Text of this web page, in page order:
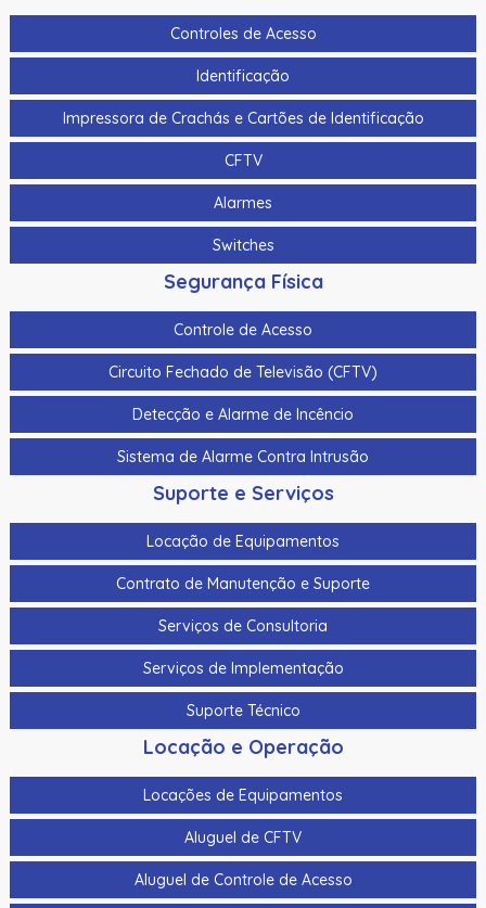
Controles de Acesso
Identificação
Impressora de Crachás e Cartões de Identificação
CFTV
Alarmes
Switches
Segurança Física
Controle de Acesso
Circuito Fechado de Televisão (CFTV)
Detecção e Alarme de Incêncio
Sistema de Alarme Contra Intrusão
Suporte e Serviços
Locação de Equipamentos
Contrato de Manutenção e Suporte
Serviços de Consultoria
Serviços de Implementação
Suporte Técnico
Locação e Operação
Locações de Equipamentos
Aluguel de CFTV
Aluguel de Controle de Acesso